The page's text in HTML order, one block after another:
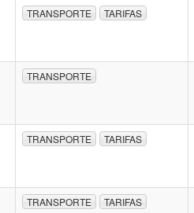
TRANSPORTE TARIFAS
TRANSPORTE
TRANSPORTE TARIFAS
TRANSPORTE TARIFAS